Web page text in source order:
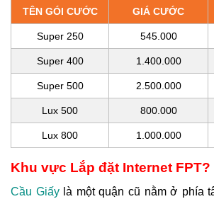
TÊN GÓI CƯỚC GIÁ CƯỚC
Super 250 545.000
Super 400 1.400.000
Super 500 2.500.000
Lux 500 800.000
Lux 800 1.000.000
Khu vực Lắp đặt Internet FPT?
Cầu Giấylà một quận cũ nằm ở phía